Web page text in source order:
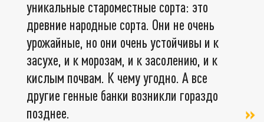
уникальные староместные сорта: это
древние народные сорта. Они не очень
урожайные, но они очень устойчивы и к
засухе, и к морозам, и к засолению, и к
кислым почвам. К чему угодно. А все
другие генные банки возникли гораздо
позднее.